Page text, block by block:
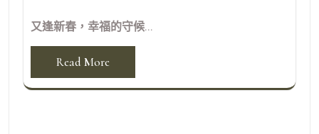
又逢新春，幸福的守候...
Read More